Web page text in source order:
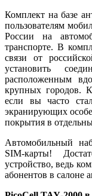
Комплект на базе
пользователям
России на
транспорте. В
связи от
установить
расположенным
крупных городов.
если вы часто
экранирующих
покрытия в
Автомобильный
SIM-карты!
устройство, ведь
абонентов в салоне